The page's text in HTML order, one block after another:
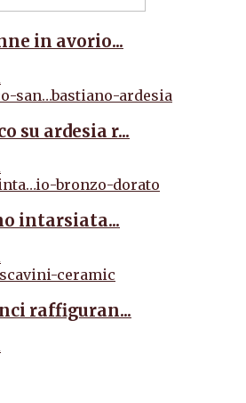
in avorio...
su ardesia r...
intarsiata...
raffiguran...